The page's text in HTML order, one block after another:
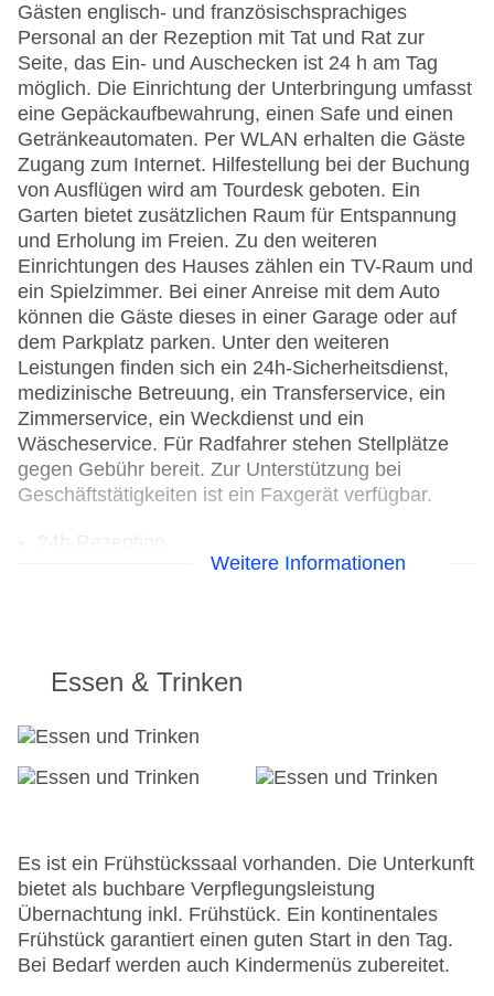
Gästen englisch- und französischsprachiges
Personal an der Rezeption mit Tat und Rat zur
Seite, das Ein- und Auschecken ist 24 h am Tag
möglich. Die Einrichtung der Unterbringung umfasst
eine Gepäckaufbewahrung, einen Safe und einen
Getränkeautomaten. Per WLAN erhalten die Gäste
Zugang zum Internet. Hilfestellung bei der Buchung
von Ausflügen wird am Tourdesk geboten. Ein
Garten bietet zusätzlichen Raum für Entspannung
und Erholung im Freien. Zu den weiteren
Einrichtungen des Hauses zählen ein TV-Raum und
ein Spielzimmer. Bei einer Anreise mit dem Auto
können die Gäste dieses in einer Garage oder auf
dem Parkplatz parken. Unter den weiteren
Leistungen finden sich ein 24h-Sicherheitsdienst,
medizinische Betreuung, ein Transferservice, ein
Zimmerservice, ein Weckdienst und ein
Wäscheservice. Für Radfahrer stehen Stellplätze
gegen Gebühr bereit. Zur Unterstützung bei
Geschäftstätigkeiten ist ein Faxgerät verfügbar.
Garage
Garten
Hotelsafe
WLAN/WiFi im Hotel
Anzahl der Aufzüge: 1
Zimmerservice
Gesamtanzahl der Stockwerke: 6
Gesamtanzahl der Zimmer: 33
Zahlungsarten: American Express, Diners Club,
Weitere Informationen
Essen & Trinken
Es ist ein Frühstückssaal vorhanden. Die Unterkunft
bietet als buchbare Verpflegungsleistung
Übernachtung inkl. Frühstück. Ein kontinentales
Frühstück garantiert einen guten Start in den Tag.
Bei Bedarf werden auch Kindermenüs zubereitet.